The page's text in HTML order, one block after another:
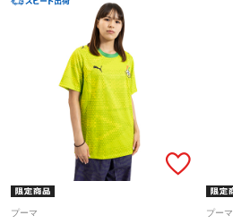
プーマ プーマ